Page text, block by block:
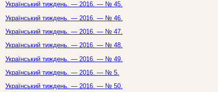
Український тиждень. — 2016. — № 45.
Український тиждень. — 2016. — № 46.
Український тиждень. — 2016. — № 47.
Український тиждень. — 2016. — № 48.
Український тиждень. — 2016. — № 49.
Український тиждень. — 2016. — № 5.
Український тиждень. — 2016. — № 50.